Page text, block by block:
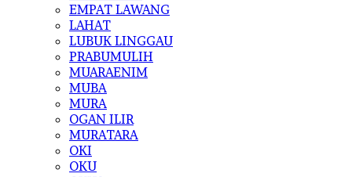
EMPAT LAWANG
LAHAT
LUBUK LINGGAU
PRABUMULIH
MUARAENIM
MUBA
MURA
OGAN ILIR
MURATARA
OKI
OKU